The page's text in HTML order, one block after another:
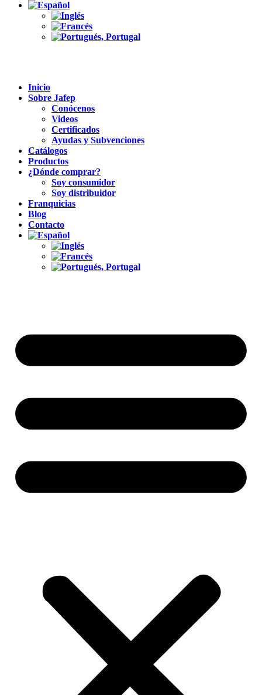
Inicio
Sobre Jafep
Conócenos
Videos
Certificados
Ayudas y Subvenciones
Catálogos
Productos
¿Dónde comprar?
Soy consumidor
Soy distribuidor
Franquicias
Blog
Contacto